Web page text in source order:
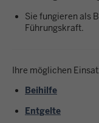
Sie fungieren als
Führungskraft.
Ihre möglichen
Beihilfe
Entgelte